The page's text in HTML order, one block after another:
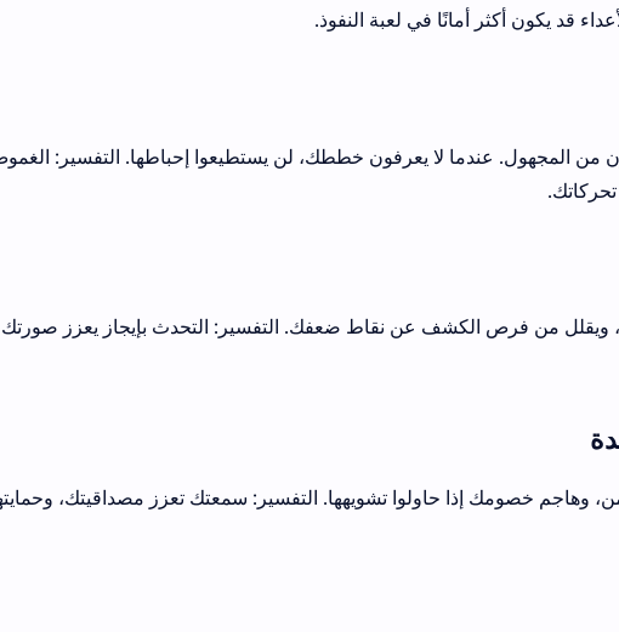
قد يكون أكثر أمانًا في لعبة النفوذ.
من المجهول. عندما لا يعرفون خططك، لن يستطيعوا إحباطها. التفسير:
ويقلل من فرص الكشف عن نقاط ضعفك. التفسير: التحدث بإيجاز يعزز صورتك
وهاجم خصومك إذا حاولوا تشويهها. التفسير: سمعتك تعزز مصداقيتك،